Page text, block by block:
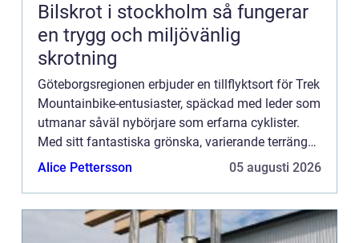
Bilskrot i stockholm så fungerar
en trygg och miljövänlig
skrotning
Göteborgsregionen erbjuder en tillflyktsort för Trek
Mountainbike-entusiaster, späckad med leder som
utmanar såväl nybörjare som erfarna cyklister.
Med sitt fantastiska grönska, varierande terräng
och när...
Alice Pettersson 05 augusti 2026